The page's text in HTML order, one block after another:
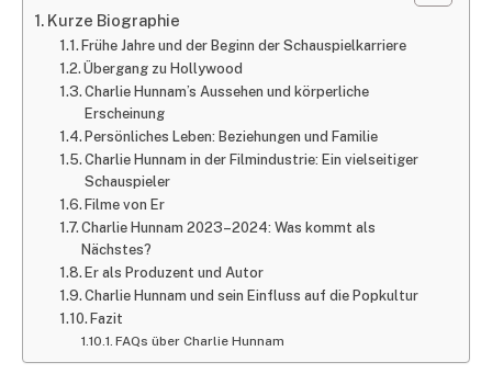
Kurze Biographie
Frühe Jahre und der Beginn der Schauspielkarriere
Übergang zu Hollywood
Charlie Hunnam’s Aussehen und körperliche
Erscheinung
Persönliches Leben: Beziehungen und Familie
Charlie Hunnam in der Filmindustrie: Ein vielseitiger
Schauspieler
Filme von Er
Charlie Hunnam 2023–2024: Was kommt als
Nächstes?
Er als Produzent und Autor
Charlie Hunnam und sein Einfluss auf die Popkultur
Fazit
FAQs über Charlie Hunnam